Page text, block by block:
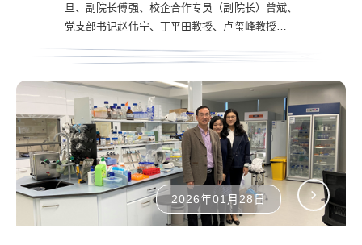
旦、副院长傅强、校企合作专员（副院长）曾斌、
党支部书记赵伟宁、丁平田教授、卢玺峰教授、校
及药学院相关老师，企业家代表深圳市坪山区医药
产业发展协会会长陈瑜、深圳市坪山区投资推广服
务署张腾博士、华润三九医药股份有限公司副总裁
兼...
2026年01月28日